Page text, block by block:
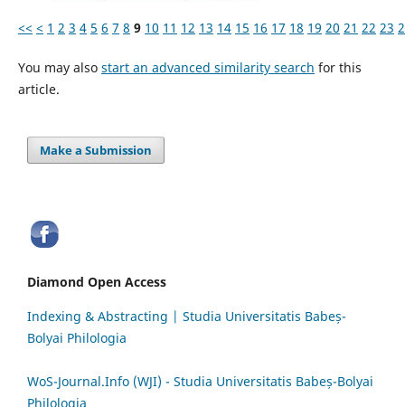
<< < 1 2 3 4 5 6 7 8 9 10 11 12 13 14 15 16 17 18 19 20 21 22 23
You may also start an advanced similarity search for this
article.
Make a Submission
Diamond Open Access
Indexing & Abstracting | Studia Universitatis Babeș-
Bolyai Philologia
WoS-Journal.Info (WJI) - Studia Universitatis Babeș-Bolyai
Philologia